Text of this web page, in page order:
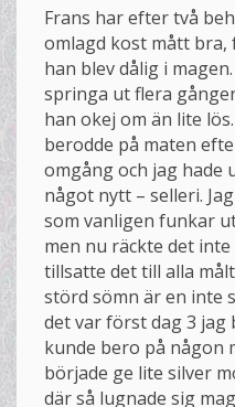
Frans har efter två
omlagd kost mått
han blev dålig i
springa ut flera
han okej om än lite
berodde på maten
omgång och jag hade
något nytt – selleri.
som vanligen funkar
men nu räckte det
tillsatte det till alla
störd sömn är en inte
det var först dag 3 jag
kunde bero på någon
började ge lite silver
där så lugnade sig